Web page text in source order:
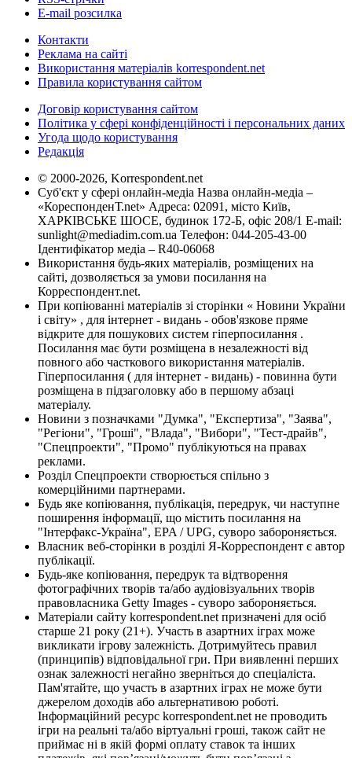
E-mail розсилка
Контакти
Реклама на сайті
Використання матеріалів korrespondent.net
Правила користування сайтом
Договір користування сайтом
Політика у сфері конфіденційності і персональних даних
Угода щодо користування
Редакція
© 2000-2026, Korrespondent.net
Суб'єкт у сфері онлайн-медіа Назва онлайн-медіа –
«КореспонденТ.net» Адреса: 02091, місто Київ,
ХАРКІВСЬКЕ ШОСЕ, будинок 172-Б, офіс 208/1 E-mail:
sunlight@mediadim.com.ua Телефон: 044-205-43-00
Ідентифікатор медіа – R40-06068
Використання будь-яких матеріалів, розміщених на
сайті, дозволяється за умови посилання на
Корреспондент.net.
При копіюванні матеріалів зі сторінки « Новини України
і світу» , для інтернет - видань - обов'язкове пряме
відкрите для пошукових систем гіперпосилання .
Посилання має бути розміщена в незалежності від
повного або часткового використання матеріалів.
Гіперпосилання ( для інтернет - видань) - повинна бути
розміщена в підзаголовку або в першому абзаці
матеріалу.
Новини з позначками "Думка", "Експертиза", "Заява",
"Регіони", "Гроші", "Влада", "Вибори", "Тест-драйв",
"Спецпроекти", "Промо" публікуються на правах
реклами.
Розділ Спецпроекти створюється спільно з
комерційними партнерами.
Будь яке копіювання, публікація, передрук, чи наступне
поширення інформації, що містить посилання на
"Інтерфакс-Україна", EPA / UPG, суворо забороняється.
Власник веб-сторінки в розділі Я-Корреспондент є автор
публікації.
Будь-яке копіювання, передрук та відтворення
фотографічних творів та/або аудіовізуальних творів
правовласника Getty Images - суворо забороняється.
Матеріали сайту korrespondent.net призначені для осіб
старше 21 року (21+). Участь в азартних іграх може
викликати ігрову залежність. Дотримуйтесь правил
(принципів) відповідальної гри. При виявленні перших
ознак залежності негайно зверніться до спеціаліста.
Пам'ятайте, що участь в азартних іграх не може бути
джерелом доходів або альтернативою роботі.
Інформаційний ресурс korrespondent.net не проводить
ігри на реальні та/або віртуальні гроші, також сайт не
приймає ні в якій формі оплату ставок та інших